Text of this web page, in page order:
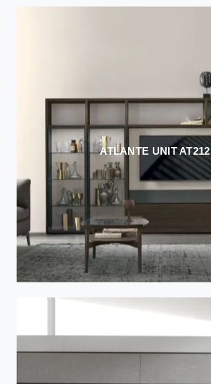
ATLANTE UNIT AT212